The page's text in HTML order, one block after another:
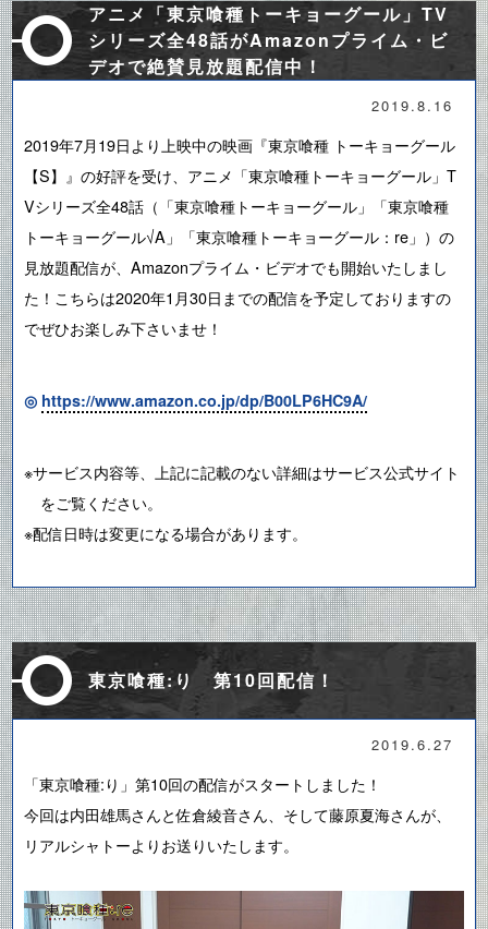
アニメ「東京喰種トーキョーグール」TV
シリーズ全48話がAmazonプライム・ビ
デオで絶賛見放題配信中！
2019.8.16
2019年7月19日より上映中の映画『東京喰種 トーキョーグール
【S】』の好評を受け、アニメ「東京喰種トーキョーグール」T
Vシリーズ全48話（「東京喰種トーキョーグール」「東京喰種
トーキョーグール√A」「東京喰種トーキョーグール：re」）の
見放題配信が、Amazonプライム・ビデオでも開始いたしまし
た！こちらは2020年1月30日までの配信を予定しておりますの
でぜひお楽しみ下さいませ！
◎ https://www.amazon.co.jp/dp/B00LP6HC9A/
※サービス内容等、上記に記載のない詳細はサービス公式サイト
をご覧ください。
※配信日時は変更になる場合があります。
東京喰種:り 第10回配信！
2019.6.27
「東京喰種:り」第10回の配信がスタートしました！
今回は内田雄馬さんと佐倉綾音さん、そして藤原夏海さんが、
リアルシャトーよりお送りいたします。